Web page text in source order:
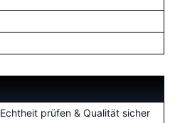
prüfen & Qualität sicher